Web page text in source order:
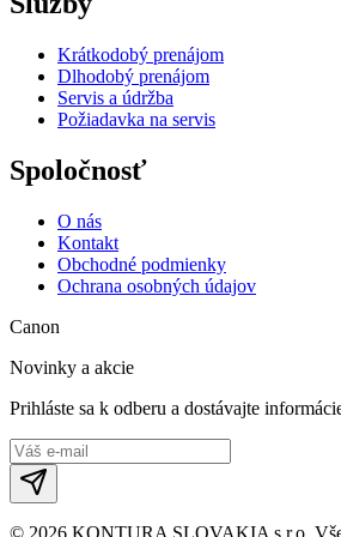
Krátkodobý prenájom
Dlhodobý prenájom
Servis a údržba
Požiadavka na servis
Spoločnosť
O nás
Kontakt
Obchodné podmienky
Ochrana osobných údajov
Canon
Novinky a akcie
Prihláste sa k odberu a dostávajte